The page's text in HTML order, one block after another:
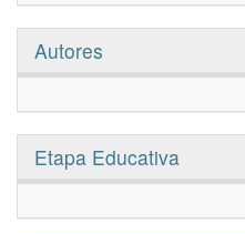
Autores
Etapa Educativa